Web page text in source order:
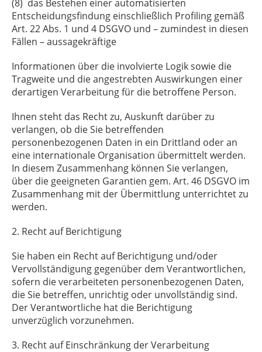
(8) das Bestehen einer automatisierten
Entscheidungsfindung einschließlich Profiling gemäß
Art. 22 Abs. 1 und 4 DSGVO und – zumindest in diesen
Fällen – aussagekräftige
Informationen über die involvierte Logik sowie die
Tragweite und die angestrebten Auswirkungen einer
derartigen Verarbeitung für die betroffene Person.
Ihnen steht das Recht zu, Auskunft darüber zu
verlangen, ob die Sie betreffenden
personenbezogenen Daten in ein Drittland oder an
eine internationale Organisation übermittelt werden.
In diesem Zusammenhang können Sie verlangen,
über die geeigneten Garantien gem. Art. 46 DSGVO im
Zusammenhang mit der Übermittlung unterrichtet zu
werden.
2. Recht auf Berichtigung
Sie haben ein Recht auf Berichtigung und/oder
Vervollständigung gegenüber dem Verantwortlichen,
sofern die verarbeiteten personenbezogenen Daten,
die Sie betreffen, unrichtig oder unvollständig sind.
Der Verantwortliche hat die Berichtigung
unverzüglich vorzunehmen.
3. Recht auf Einschränkung der Verarbeitung